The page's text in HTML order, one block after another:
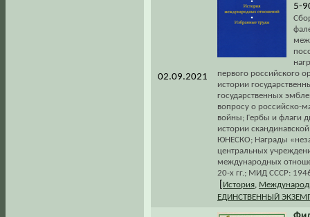
02.09.2021
5-
первого российского
истории
государственных
вопросу о российско-
войны; Гербы и флаги
истории
ЮНЕСКО; Награды
центральных
международных
20-х гг.; МИД СССР:
История
ЕДИНСТВЕННЫЙ